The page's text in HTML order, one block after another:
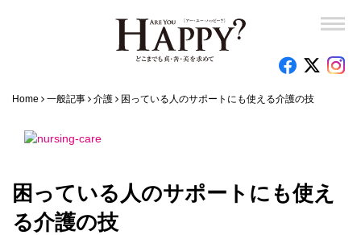
Home 一般記事 介護 困っている人のサポートにも使える介護の技
困っている人のサポートにも使え
る介護の技